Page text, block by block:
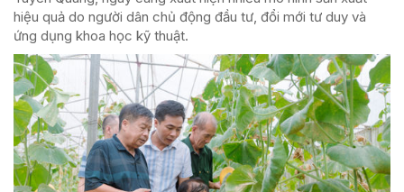
hiệu quả do người dân chủ động đầu tư, đổi mới tư duy và
ứng dụng khoa học kỹ thuật.